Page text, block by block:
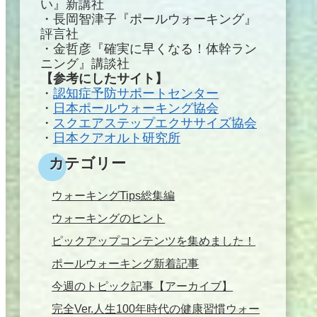
い』新講社
・長岡智津子『ポールウォーキング』
評言社
・金哲彦『確実に早くなる！体幹ラン
ニング』講談社
【参考にしたサイト】
・ 認知症予防サポートセンター
・ 日本ポールウォーキング協会
・ スクエアステップエクササイズ協会
・ 日本クアオルト研究所
カテゴリー
ウォーキングTips総集編
ウォーキングのヒント
ピックアップコンテンツを集めました！
ポールウォーキング新着記事
今週のトピック記事【アーカイブ】
完全Ver.人生100年時代の健康習慣ウォー